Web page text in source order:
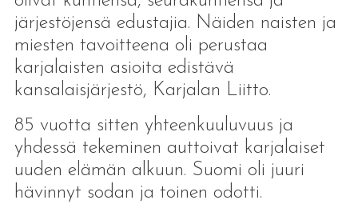
järjestöjensä edustajia. Näiden naisten ja
miesten tavoitteena oli perustaa
karjalaisten asioita edistävä
kansalaisjärjestö, Karjalan Liitto.
85 vuotta sitten yhteenkuuluvuus ja
yhdessä tekeminen auttoivat karjalaiset
uuden elämän alkuun. Suomi oli juuri
hävinnyt sodan ja toinen odotti.